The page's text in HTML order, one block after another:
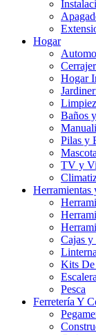
Hogar
Hogar
Baños
Pilas y
TV y
Herramientas
Cajas y
Kits De
Pesca
Ferretería Y